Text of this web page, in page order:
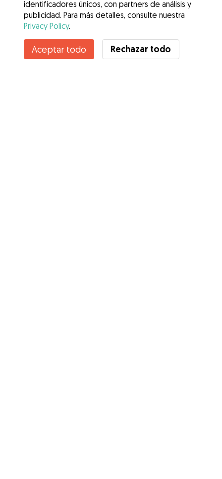
identificadores únicos, con partners de análisis y
publicidad. Para más detalles, consulte nuestra
Privacy Policy.
Aceptar todo Rechazar todo